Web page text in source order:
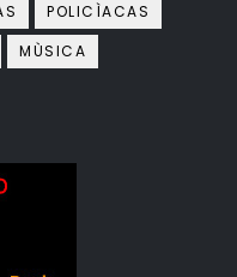
POLICÌACAS
MÙSICA